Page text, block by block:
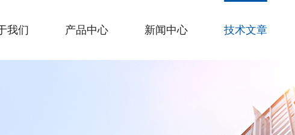
我们 产品中心 新闻中心 技术文章